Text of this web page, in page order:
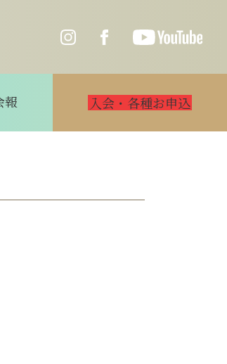
報 入会・各種お申込